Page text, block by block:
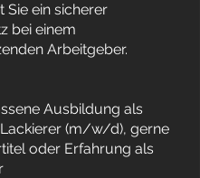
Sie ein sicherer
bei einem
Arbeitgeber.
Ausbildung als
(m/w/d), gerne
oder Erfahrung als